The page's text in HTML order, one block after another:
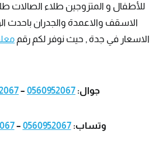
للأطفال و المتزوجين طلاء الصالات
الاسقف والاعمدة والجدران باحدث
الاسعار في جدة , حيث نوفر لكم رقم
جوال: 0560952067
–
وتساب:0560952067
–